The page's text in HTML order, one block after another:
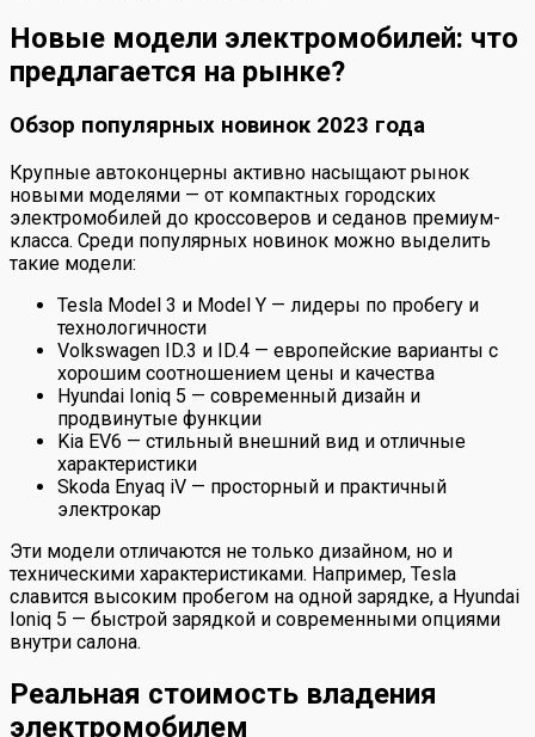
Новые модели электромобилей: что
предлагается на рынке?
Обзор популярных новинок 2023 года
Крупные автоконцерны активно насыщают рынок
новыми моделями — от компактных городских
электромобилей до кроссоверов и седанов премиум-
класса. Среди популярных новинок можно выделить
такие модели:
Tesla Model 3 и Model Y — лидеры по пробегу и
технологичности
Volkswagen ID.3 и ID.4 — европейские варианты с
хорошим соотношением цены и качества
Hyundai Ioniq 5 — современный дизайн и
продвинутые функции
Kia EV6 — стильный внешний вид и отличные
характеристики
Skoda Enyaq iV — просторный и практичный
электрокар
Эти модели отличаются не только дизайном, но и
техническими характеристиками. Например, Tesla
славится высоким пробегом на одной зарядке, а Hyundai
Ioniq 5 — быстрой зарядкой и современными опциями
внутри салона.
Реальная стоимость владения
электромобилем